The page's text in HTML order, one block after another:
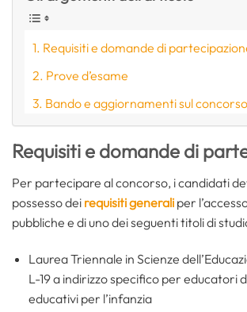
Requisiti e domande di
Prove d’esame
Bando e aggiornamenti sul concorso
Requisiti e domande di
Per partecipare al concorso, i candidati
possesso dei requisiti generali per
pubbliche e di uno dei seguenti titoli di
Laurea Triennale in Scienze
L-19 a indirizzo specifico per educatori
educativi per l’infanzia